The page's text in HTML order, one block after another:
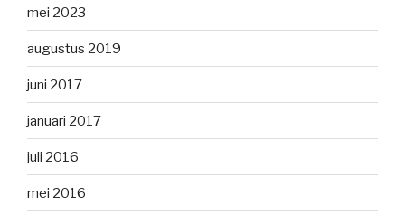
mei 2023
augustus 2019
juni 2017
januari 2017
juli 2016
mei 2016